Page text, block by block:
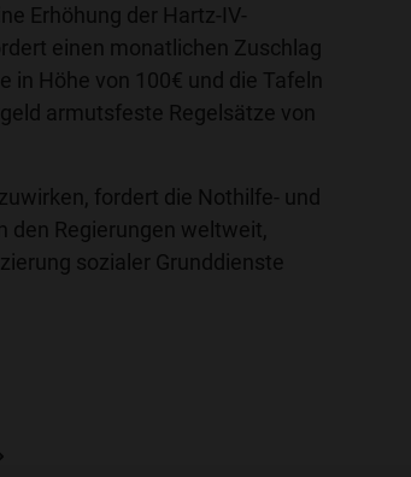
Erhöhung der Hartz-IV-
einen monatlichen Zuschlag
Höhe von 100€ und die Tafeln
armutsfeste Regelsätze von
fordert die Nothilfe- und
den Regierungen weltweit,
sozialer Grunddienste